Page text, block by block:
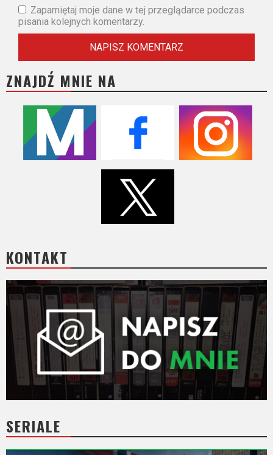
Zapamiętaj moje dane w tej przeglądarce podczas
pisania kolejnych komentarzy.
ZNAJDŹ MNIE NA
KONTAKT
SERIALE